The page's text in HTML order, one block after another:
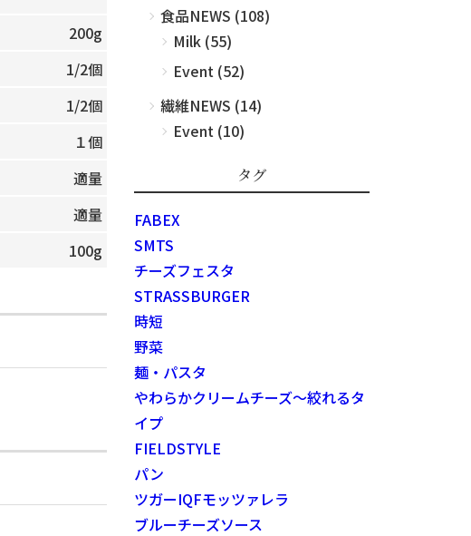
200g
1/2個
1/2個
１個
適量
適量
100g
食品NEWS (108)
Milk (55)
Event (52)
繊維NEWS (14)
Event (10)
タグ
FABEX
SMTS
チーズフェスタ
STRASSBURGER
時短
野菜
麺・パスタ
やわらかクリームチーズ～絞れるタ
イプ
FIELDSTYLE
パン
ツガーIQFモッツァレラ
ブルーチーズソース